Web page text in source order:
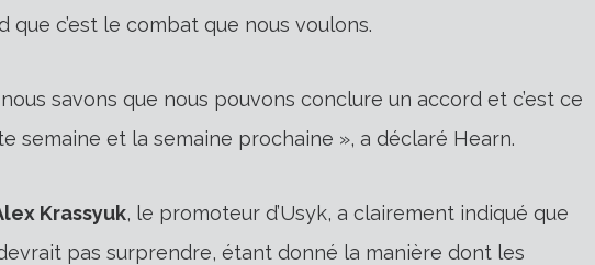
c’est le combat que nous voulons.
savons que nous pouvons conclure un accord et c’est ce
semaine et la semaine prochaine », a déclaré Hearn.
Krassyuk, le promoteur d’Usyk, a clairement indiqué que
pas surprendre, étant donné la manière dont les